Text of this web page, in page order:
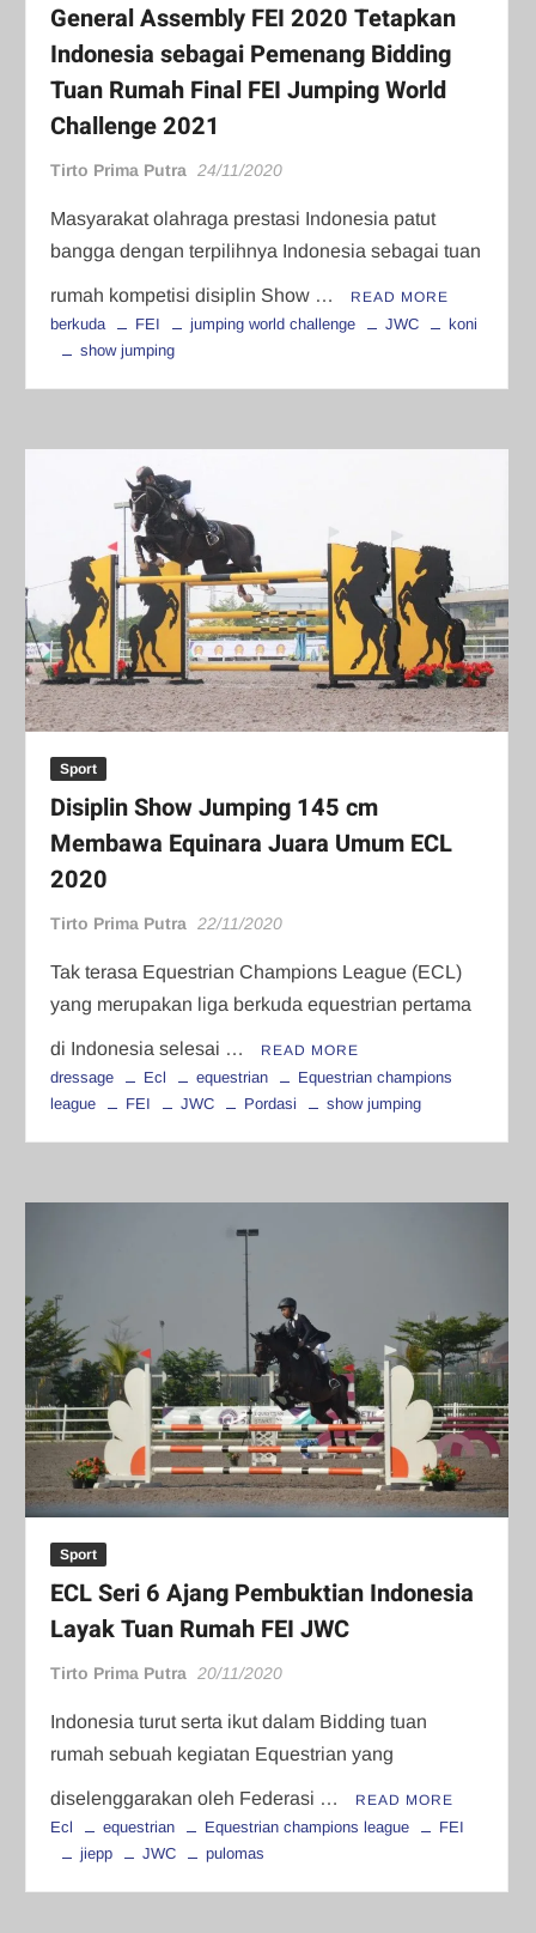
General Assembly FEI 2020 Tetapkan
Indonesia sebagai Pemenang Bidding
Tuan Rumah Final FEI Jumping World
Challenge 2021
Tirto Prima Putra 24/11/2020
Masyarakat olahraga prestasi Indonesia patut
bangga dengan terpilihnya Indonesia sebagai tuan
rumah kompetisi disiplin Show … READ MORE
berkuda FEI jumping world challenge JWC
koni
show jumping
Sport
Disiplin Show Jumping 145 cm
Membawa Equinara Juara Umum ECL
2020
Tirto Prima Putra 22/11/2020
Tak terasa Equestrian Champions League (ECL)
yang merupakan liga berkuda equestrian pertama
di Indonesia selesai … READ MORE
dressage Ecl equestrian
Equestrian champions
league
FEI JWC Pordasi show jumping
Sport
ECL Seri 6 Ajang Pembuktian Indonesia
Layak Tuan Rumah FEI JWC
Tirto Prima Putra 20/11/2020
Indonesia turut serta ikut dalam Bidding tuan
rumah sebuah kegiatan Equestrian yang
diselenggarakan oleh Federasi … READ MORE
Ecl equestrian Equestrian champions league
FEI
jiepp
JWC pulomas